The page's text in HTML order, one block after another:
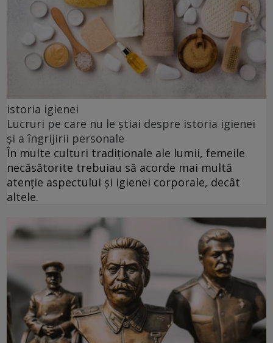
istoria igienei
Lucruri pe care nu le știai despre istoria igienei
și a îngrijirii personale
În multe culturi tradiționale ale lumii, femeile
necăsătorite trebuiau să acorde mai multă
atenție aspectului și igienei corporale, decât
altele.